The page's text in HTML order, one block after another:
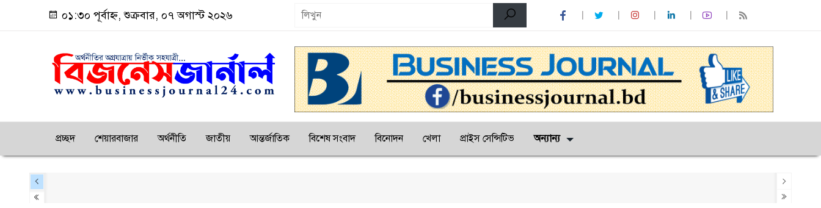
০১:৩০ পূর্বাহ্ন, শুক্রবার, ০৭ অগাস্ট ২০২৬
প্রচ্ছদ শেয়ারবাজার অর্থনীতি জাতীয় আন্তর্জাতিক বিশেষ সংবাদ বিনোদন খেলা প্রাইস সেন্সিটিভ অন্যান্য